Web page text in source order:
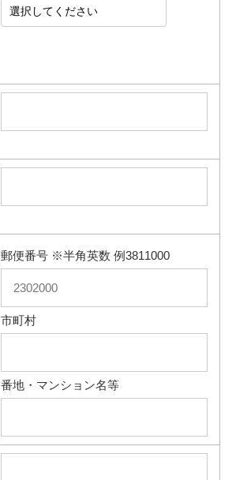
郵便番号 ※半角英数 例3811000
市町村
番地・マンション名等